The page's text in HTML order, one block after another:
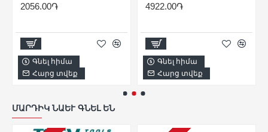
2056.00֏
Գնել հիմա
Հարց տվեք
4922.00֏
Գնել հիմա
Հարց տվեք
ՄԱՐԴԻԿ ՆԱԵՒ ԳՆԵԼ ԵՆ